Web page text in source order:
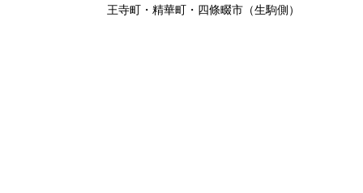
王寺町・精華町・四條畷市（生駒側）